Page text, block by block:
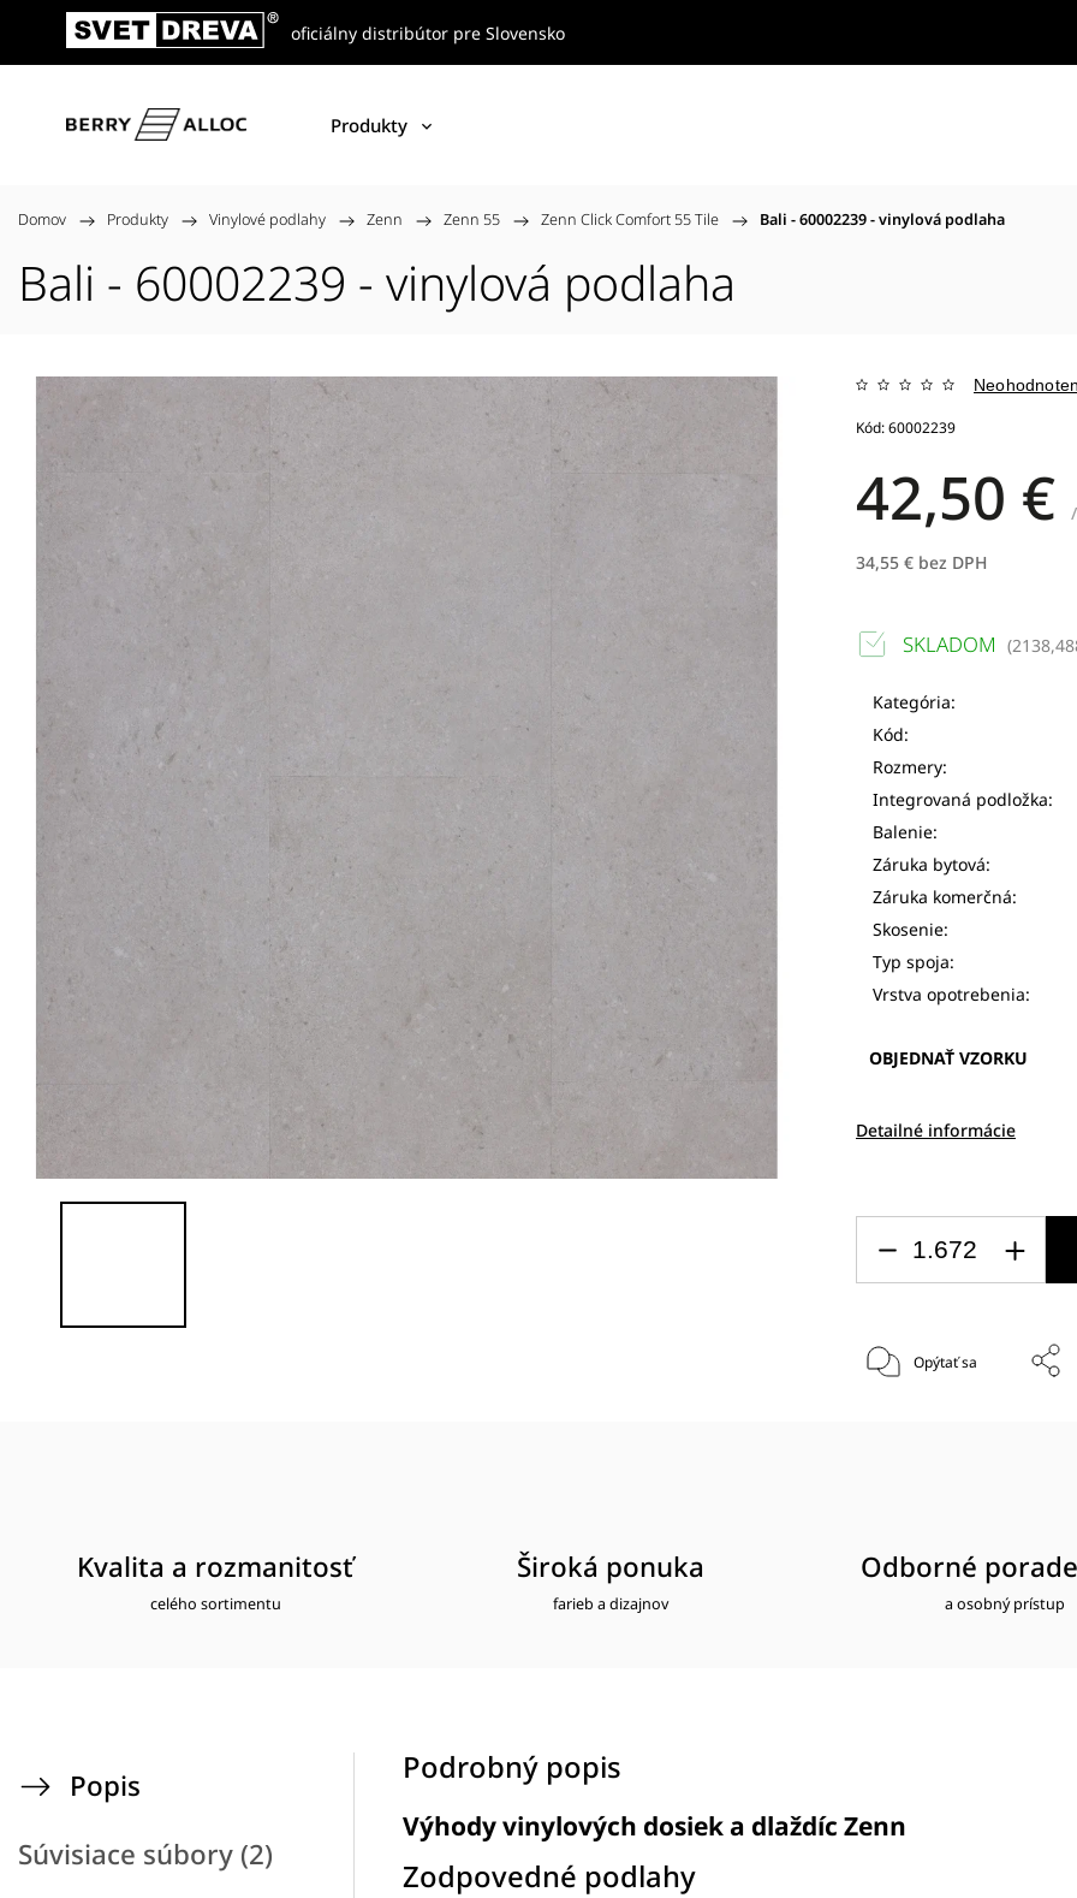
oficiálny distribútor pre Slovensko
Produkty
Domov / Produkty / Vinylové podlahy / Zenn / Zenn 55 / Zenn Click Comfort 55 Tile / Bali - 60002239 - vinylová podlaha
Bali - 60002239 - vinylová podlaha
42,50 €
34,55 € bez DPH
Kód:60002239
Kategória:
Kód:
Rozmery:
Integrovaná podložka:
Balenie:
Záruka bytová:
Záruka komerčná:
Skosenie:
Typ spoja:
Vrstva opotrebenia:
OBJEDNAŤ VZORKU
Detailné informácie
SKLADOM (
Opýtať sa
Kvalita a rozmanitosť
celého sortimentu
Široká ponuka
farieb a dizajnov
Odborné
a osobný prístup
Popis
Súvisiace súbory (2)
Podrobný popis
Výhody vinylových dosiek a dlaždíc Zenn
Zodpovedné podlahy